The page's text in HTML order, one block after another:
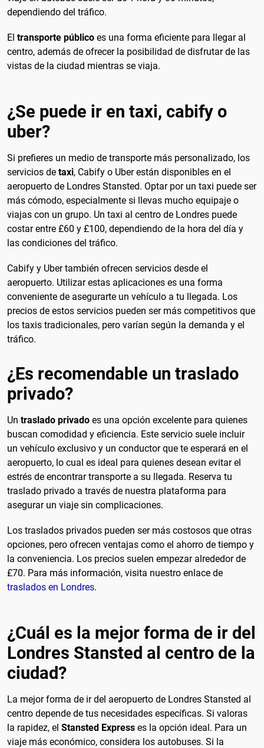
dependiendo del tráfico.
El transporte público es una forma eficiente para llegar al
centro, además de ofrecer la posibilidad de disfrutar de las
vistas de la ciudad mientras se viaja.
¿Se puede ir en taxi, cabify o
uber?
Si prefieres un medio de transporte más personalizado, los
servicios de taxi, Cabify o Uber están disponibles en el
aeropuerto de Londres Stansted. Optar por un taxi puede ser
más cómodo, especialmente si llevas mucho equipaje o
viajas con un grupo. Un taxi al centro de Londres puede
costar entre £60 y £100, dependiendo de la hora del día y
las condiciones del tráfico.
Cabify y Uber también ofrecen servicios desde el
aeropuerto. Utilizar estas aplicaciones es una forma
conveniente de asegurarte un vehículo a tu llegada. Los
precios de estos servicios pueden ser más competitivos que
los taxis tradicionales, pero varían según la demanda y el
tráfico.
¿Es recomendable un traslado
privado?
Un traslado privado es una opción excelente para quienes
buscan comodidad y eficiencia. Este servicio suele incluir
un vehículo exclusivo y un conductor que te esperará en el
aeropuerto, lo cual es ideal para quienes desean evitar el
estrés de encontrar transporte a su llegada. Reserva tu
traslado privado a través de nuestra plataforma para
asegurar un viaje sin complicaciones.
Los traslados privados pueden ser más costosos que otras
opciones, pero ofrecen ventajas como el ahorro de tiempo y
la conveniencia. Los precios suelen empezar alrededor de
£70. Para más información, visita nuestro enlace de
traslados en Londres.
¿Cuál es la mejor forma de ir del
Londres Stansted al centro de la
ciudad?
La mejor forma de ir del aeropuerto de Londres Stansted al
centro depende de tus necesidades específicas. Si valoras
la rapidez, el Stansted Express es la opción ideal. Para un
viaje más económico, considera los autobuses. Si la